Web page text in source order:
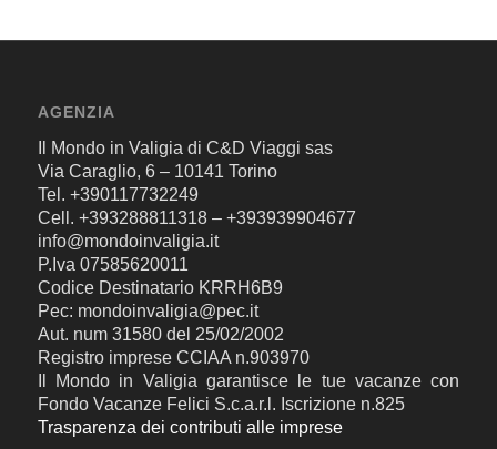
AGENZIA
Il Mondo in Valigia di C&D Viaggi sas
Via Caraglio, 6 – 10141 Torino
Tel. +390117732249
Cell. +393288811318 – +393939904677
info@mondoinvaligia.it
P.Iva 07585620011
Codice Destinatario KRRH6B9
Pec: mondoinvaligia@pec.it
Aut. num 31580 del 25/02/2002
Registro imprese CCIAA n.903970
Il Mondo in Valigia garantisce le tue vacanze con
Fondo Vacanze Felici S.c.a.r.l. Iscrizione n.825
Trasparenza dei contributi alle imprese